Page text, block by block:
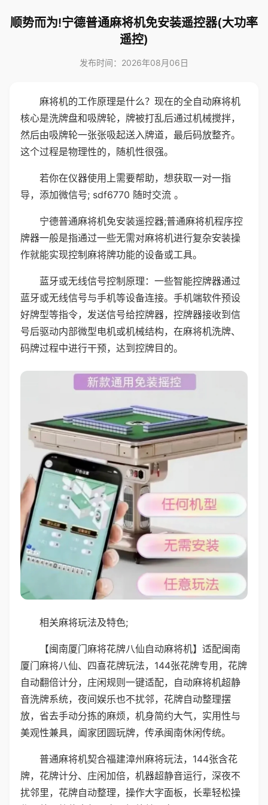
顺势而为!宁德普通麻将机免安装遥控器(大功率
遥控)
发布时间：2026年08月06日
麻将机的工作原理是什么？现在的全自动麻将机
核心是洗牌盘和吸牌轮，牌被打乱后通过机械搅拌，
然后由吸牌轮一张张吸起送入牌道，最后码放整齐。
这个过程是物理性的，随机性很强。
若你在仪器使用上需要帮助，想获取一对一指
导，添加微信号; sdf6770 随时交流 。
宁德普通麻将机免安装遥控器;普通麻将机程序控
牌器一般是指通过一些无需对麻将机进行复杂安装操
作就能实现控制麻将牌功能的设备或工具。
蓝牙或无线信号控制原理：一些智能控牌器通过
蓝牙或无线信号与手机等设备连接。手机端软件预设
好牌型等指令，发送信号给控牌器，控牌器接收到信
号后驱动内部微型电机或机械结构，在麻将机洗牌、
码牌过程中进行干预，达到控牌目的。
相关麻将玩法及特色;
【闽南厦门麻将花牌八仙自动麻将机】适配闽南
厦门麻将八仙、四喜花牌玩法，144张花牌专用，花牌
自动翻倍计分，庄闲规则一键适配，自动麻将机超静
音洗牌系统，夜间娱乐也不扰邻，花牌自动整理摆
放，省去手动分拣的麻烦，机身简约大气，实用性与
美观性兼具，阖家团圆玩牌，传承闽南休闲传统。
普通麻将机契合福建漳州麻将玩法，144张含花
牌，花牌计分、庄闲加倍，机器超静音运行，深夜不
扰邻里，花牌自动整理，操作大字面板，长辈轻松操